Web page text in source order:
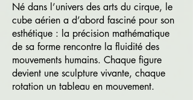
Né dans l’univers des arts du cirque, le
cube aérien a d’abord fasciné pour son
esthétique : la précision mathématique
de sa forme rencontre la fluidité des
mouvements humains. Chaque figure
devient une sculpture vivante, chaque
rotation un tableau en mouvement.